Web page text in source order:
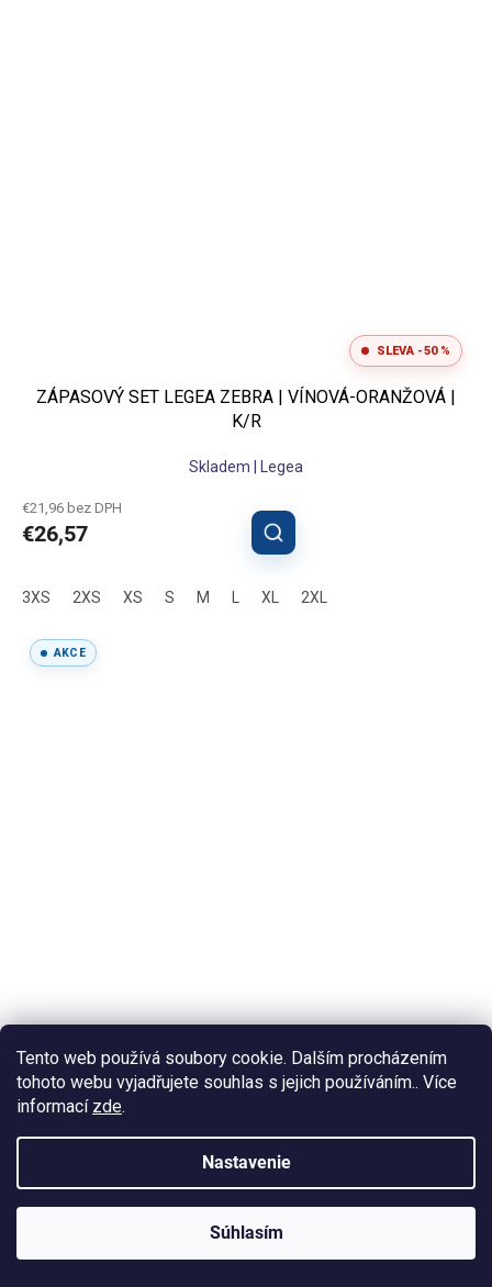
Tento web používá soubory cookie. Dalším procházením
tohoto webu vyjadřujete souhlas s jejich používáním.. Více
informací zde.
Nastavenie
Súhlasím
SLEVA -50 %
ZÁPASOVÝ SET LEGEA ZEBRA | VÍNOVÁ-ORANŽOVÁ |
K/R
Skladem | Legea
€21,96 bez DPH
€26,57
3XS 2XS XS S M L XL 2XL
AKCE
SLEVA -50 %
ZÁPASOVÝ SET LEGEA ZEBRA | ŽLUTÁ-ČERVENÁ | K/R
Skladem | Legea